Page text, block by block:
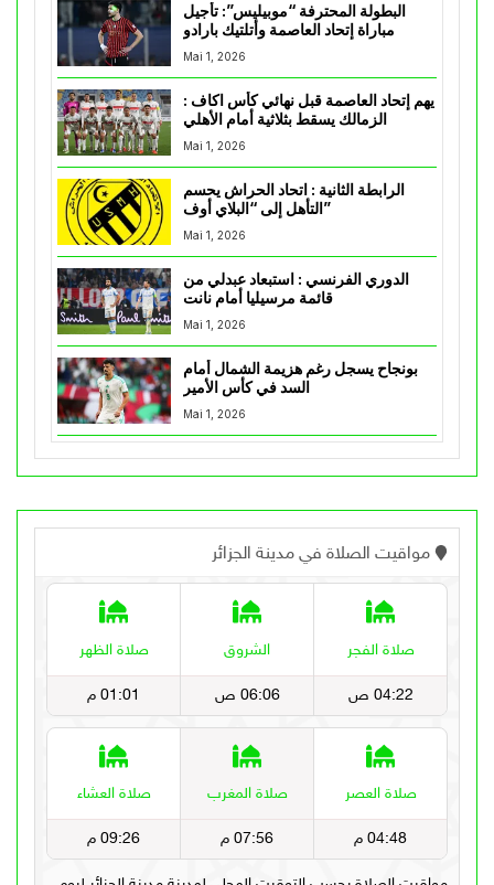
البطولة المحترفة “موبيليس”: تأجيل
مباراة إتحاد العاصمة وأتلتيك بارادو
Mai 1, 2026
يهم إتحاد العاصمة قبل نهائي كأس اكاف :
Mai 1, 2026
الرابطة الثانية : اتحاد الحراش يحسم
التأهل إلى “البلاي أوف”
Mai 1, 2026
الدوري الفرنسي : استبعاد عبدلي من
قائمة مرسيليا أمام نانت
Mai 1, 2026
بونجاح يسجل رغم هزيمة الشمال أمام
السد في كأس الأمير
Mai 1, 2026